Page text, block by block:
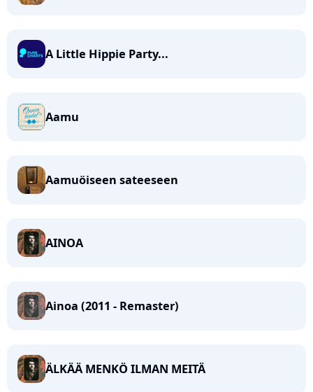
A Little Hippie Party...
Aamu
Aamuöiseen sateeseen
AINOA
Ainoa (2011 - Remaster)
ÄLKÄÄ MENKÖ ILMAN MEITÄ